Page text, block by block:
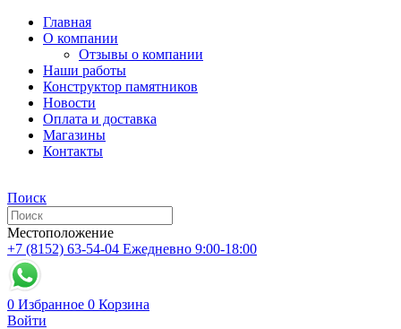
Главная
О компании
Отзывы о компании
Наши работы
Конструктор памятников
Новости
Оплата и доставка
Магазины
Контакты
Поиск
Местоположение
+7 (8152) 63-54-04 Ежедневно 9:00-18:00
0 Избранное 0 Корзина
Войти